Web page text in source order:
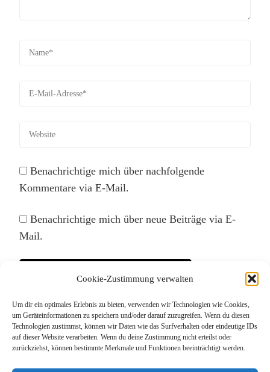
Cookie-Zustimmung verwalten
Um dir ein optimales Erlebnis zu bieten, verwenden wir Technologien wie Cookies,
um Geräteinformationen zu speichern und/oder darauf zuzugreifen. Wenn du diesen
Technologien zustimmst, können wir Daten wie das Surfverhalten oder eindeutige IDs
auf dieser Website verarbeiten. Wenn du deine Zustimmung nicht erteilst oder
zurückziehst, können bestimmte Merkmale und Funktionen beeinträchtigt werden.
Benachrichtige mich über nachfolgende
Kommentare via E-Mail.
Benachrichtige mich über neue Beiträge via E-
Mail.
Diese Website verwendet Akismet, um Spam zu
reduzieren.Erfahre, wie deine Kommentardaten
verarbeitet werden.